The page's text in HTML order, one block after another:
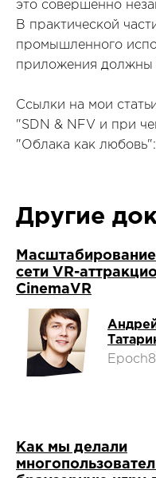
это совершенно
В практической
промышленного
приложения должны
Ссылки на мои
"SDN & NFV и при
"Облака как
Другие
Масштабирование
сети VR-
CinemaVR
Epoch8
Как мы делали